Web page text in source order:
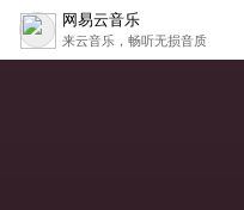
网易云音乐
来云音乐，畅听无损音质